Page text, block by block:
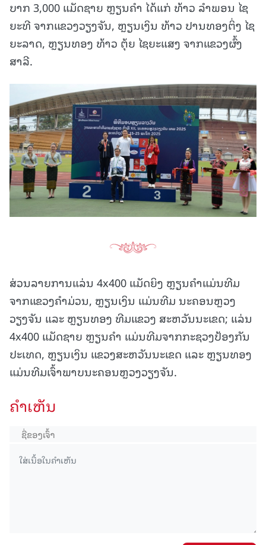
ບາກ 3,000 ແມັດຊາຍ ຫຼຽນຄຳ ໄດ້ແກ່ ທ້າວ ລຳພອນ ໄຊ
ຍະທີ ຈາກແຂວງວຽງຈັນ, ຫຼຽນເງິນ ທ້າວ ປານທອງຕິ່ງ ໄຊ
ຍະລາດ, ຫຼຽນທອງ ທ້າວ ຕຸ້ຍ ໄຊຍະແສງ ຈາກແຂວງຜົ້ງ
ສາລີ.
ສ່ວນລາຍການແລ່ນ 4x400 ແມັດຍິງ ຫຼຽນຄຳແມ່ນທີມ
ຈາກແຂວງຄຳມ່ວນ, ຫຼຽນເງິນ ແມ່ນທີມ ນະຄອນຫຼວງ
ວຽງຈັນ ແລະ ຫຼຽນທອງ ທີມແຂວງ ສະຫວັນນະເຂດ; ແລ່ນ
4x400 ແມັດຊາຍ ຫຼຽນຄຳ ແມ່ນທີມຈາກກະຊວງປ້ອງກັນ
ປະເທດ, ຫຼຽນເງິນ ແຂວງສະຫວັນນະເຂດ ແລະ ຫຼຽນທອງ
ແມ່ນທີມເຈົ້າພາບນະຄອນຫຼວງວຽງຈັນ.
ຄໍາເຫັນ